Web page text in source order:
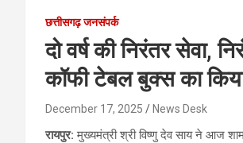
छत्तीसगढ़ जनसंपर्क
दो वर्ष की निरंतर सेवा,
कॉफी टेबल बुक्स का
December 17, 2025 News Desk
रायपुर:मुख्यमंत्री श्री विष्णु देव साय ने आज शाम